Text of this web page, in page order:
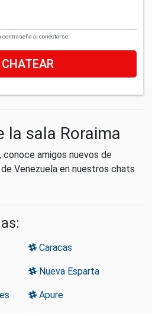
contraseña al conectarse.
CHATEAR
la sala Roraima
conoce amigos nuevos de
Venezuela en nuestros chats
Caracas
Nueva Esparta
Apure